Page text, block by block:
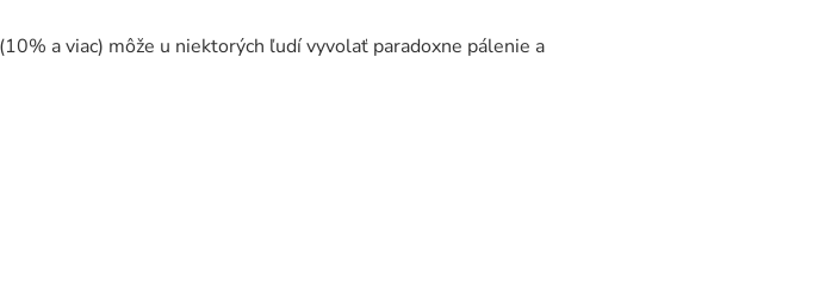
a viac) môže u niektorých ľudí vyvolať paradoxne pálenie a